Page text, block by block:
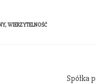
,WIERZYTELNOŚĆ
Spółka